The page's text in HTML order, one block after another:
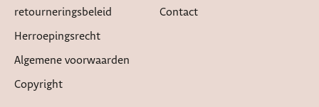
retourneringsbeleid
Herroepingsrecht
Algemene voorwaarden
Copyright
Contact